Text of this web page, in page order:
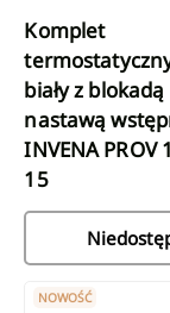
Komplet
biały z blokadą
nastawą
INVENA PROV
15
Komplet
NOWOŚĆ